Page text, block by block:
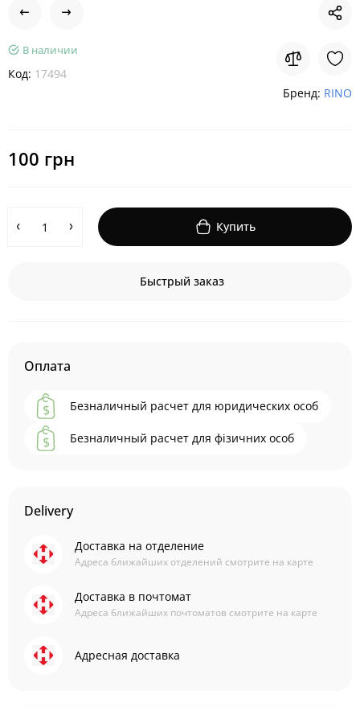
В наличии
Код: 17494
Бренд: RINO
100 грн
Купить
Быстрый заказ
Оплата
Безналичный расчет для юридических особ
Безналичный расчет для фізичних особ
Delivery
Доставка на отделение
Адреса ближайших отделений смотрите на карте
Доставка в почтомат
Адреса ближайших почтоматов смотрите на карте
Адресная доставка